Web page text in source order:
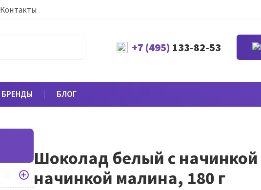
Контакты
+7 (495) 133-82-53
БРЕНДЫ БЛОГ
Шоколад белый с начинкой
начинкой малина, 180 г